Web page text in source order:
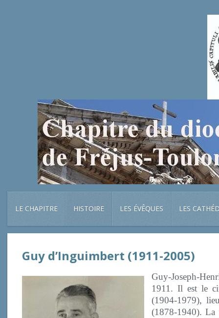
LE CHAPITRE HISTOIRE LES ÉVÊQUES LES
Guy d’Inguimbert (1911-2005)
Guy-Joseph-
1911. Il est le
(1904-1979),
(1878-1940). La